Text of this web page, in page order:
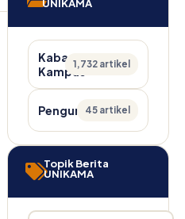
UNIKAMA
Kabar
Kampus
1,732 artikel
Pengumuman
45 artikel
Topik Berita
UNIKAMA